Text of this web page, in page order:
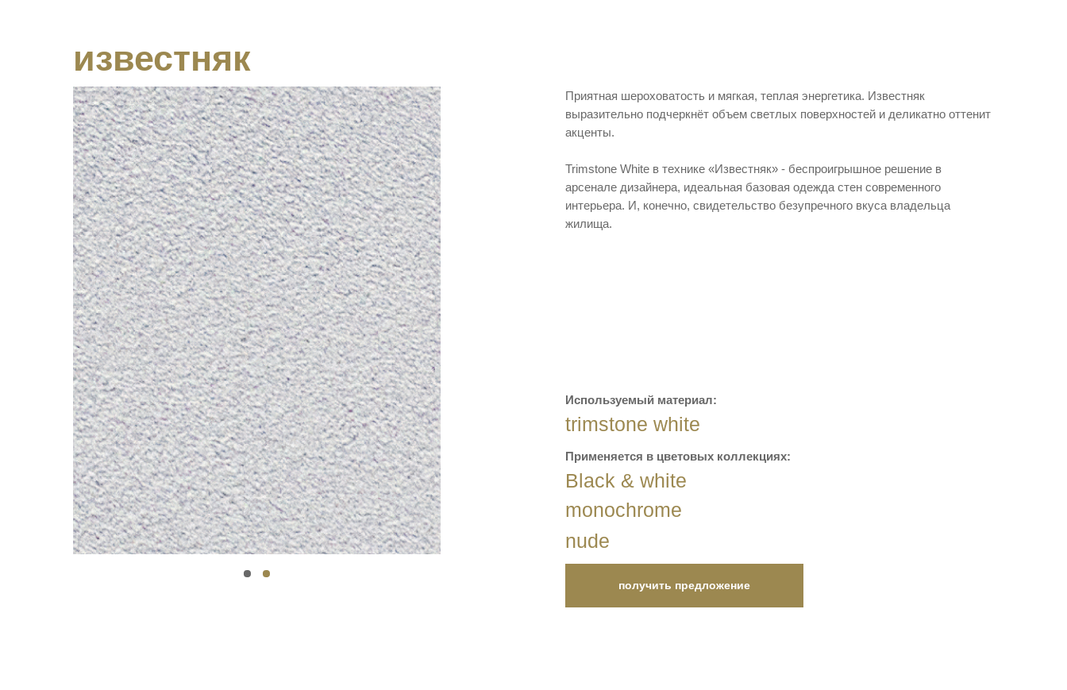
известняк
Приятная шероховатость и мягкая, теплая энергетика. Известняк
выразительно подчеркнёт объем светлых поверхностей и деликатно оттенит
акценты.
Trimstone White в технике «Известняк» - беспроигрышное решение в
арсенале дизайнера, идеальная базовая одежда стен современного
интерьера. И, конечно, свидетельство безупречного вкуса владельца
жилища.
получить предложение
Black & white
Применяется в цветовых коллекциях:
monochrome
trimstone white
Используемый материал:
nude